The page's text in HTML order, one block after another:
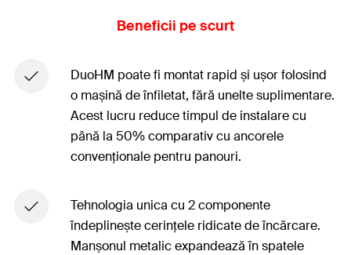
Beneficii pe scurt
DuoHM poate fi montat rapid și ușor folosind
o mașină de înfiletat, fără unelte suplimentare.
Acest lucru reduce timpul de instalare cu
până la 50% comparativ cu ancorele
convenționale pentru panouri.
Tehnologia unica cu 2 componente
îndeplinește cerințele ridicate de încărcare.
Manșonul metalic expandează în spatele